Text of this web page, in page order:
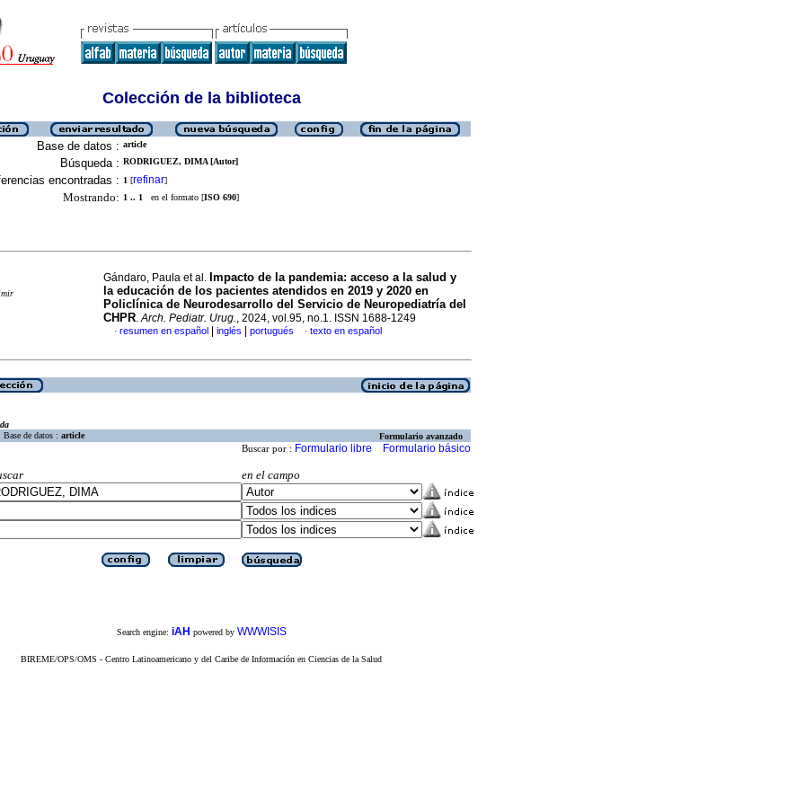
Colección de la biblioteca
Base de datos : article
Búsqueda : RODRIGUEZ, DIMA [Autor]
encontradas : 1 [refinar]
Mostrando: 1 .. 1 en el formato [ISO 690]
Gándaro, Paula et al. Impacto de la pandemia: acceso a la salud y
la educación de los pacientes atendidos en 2019 y 2020 en
Policlínica de Neurodesarrollo del Servicio de Neuropediatría del
CHPR.Arch. Pediatr. Urug., 2024, vol.95, no.1. ISSN 1688-1249
· resumen en español inglés portugués · texto en español
Base de datos : article Formulario avanzado
Buscar por : Formulario libre Formulario básico
en el campo
Search engine: iAH powered by WWWISIS
BIREME/OPS/OMS - Centro Latinoamericano y del Caribe de Información en Ciencias de la Salud